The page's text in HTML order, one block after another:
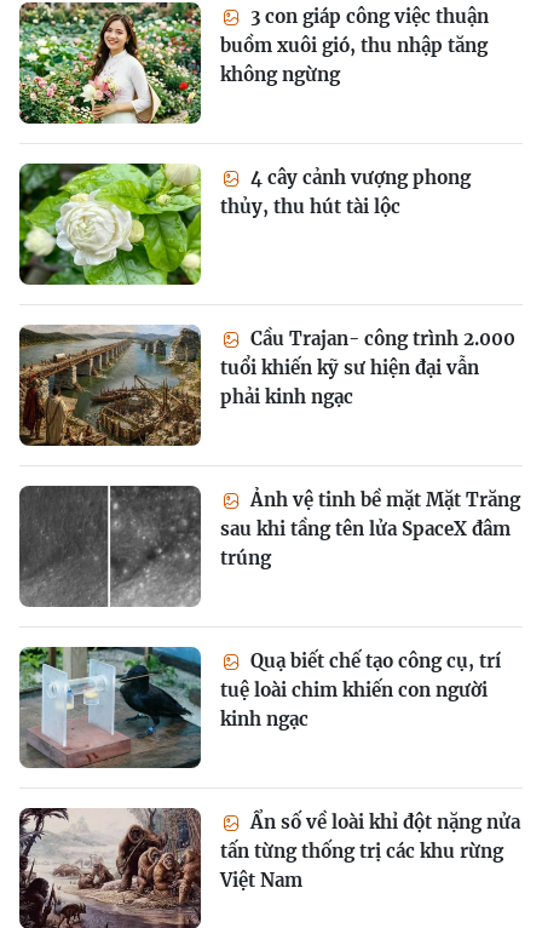
3 con giáp công việc thuận
buồm xuôi gió, thu nhập tăng
không ngừng
4 cây cảnh vượng phong
thủy, thu hút tài lộc
Cầu Trajan- công trình 2.000
tuổi khiến kỹ sư hiện đại vẫn
phải kinh ngạc
Ảnh vệ tinh bề mặt Mặt Trăng
sau khi tầng tên lửa SpaceX đâm
trúng
Quạ biết chế tạo công cụ, trí
tuệ loài chim khiến con người
kinh ngạc
Ẩn số về loài khỉ đột nặng nửa
tấn từng thống trị các khu rừng
Việt Nam